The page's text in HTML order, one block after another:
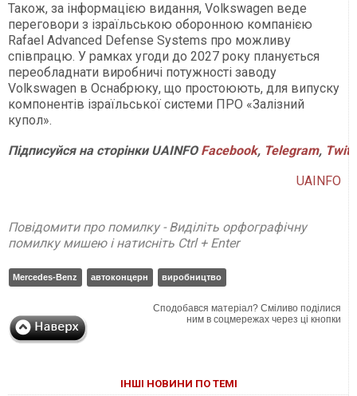
Також, за інформацією видання, Volkswagen веде
переговори з ізраїльською оборонною компанією
Rafael Advanced Defense Systems про можливу
співпрацю. У рамках угоди до 2027 року планується
переобладнати виробничі потужності заводу
Volkswagen в Оснабрюку, що простоюють, для випуску
компонентів ізраїльської системи ПРО «Залізний
купол».
ПідписуйсянасторінкиUAINFO Facebook, Telegram,
UAINFO
Повідомити про помилку - Виділіть орфографічну
помилку мишею і натисніть Ctrl + Enter
Mercedes-Benz автоконцерн виробництво
Сподобався матеріал? Сміливо поділися
ним в соцмережах через ці кнопки
ІНШІ НОВИНИ ПО ТЕМІ